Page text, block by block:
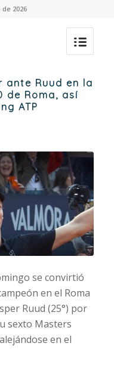
2026
ante Ruud en la
de Roma, así
ATP
se convirtió
en el Roma
Ruud (25°) por
sexto Masters
en el